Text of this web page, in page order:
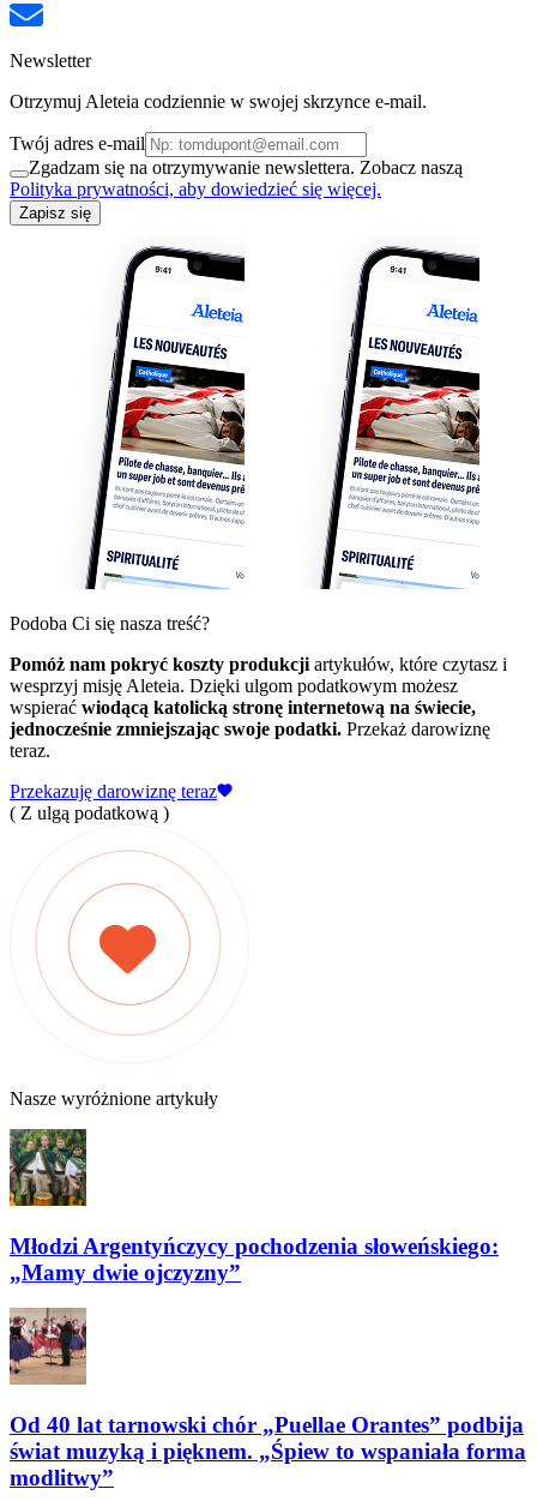
Newsletter
Otrzymuj Aleteia codziennie w swojej skrzynce e-mail.
Twój adres e-mail
Zgadzam się na otrzymywanie newslettera. Zobacz naszą
Polityka prywatności, aby dowiedzieć się więcej.
Zapisz się
Podoba Ci się nasza treść?
Pomóż nam pokryć koszty produkcji artykułów, które czytasz i
wesprzyj misję Aleteia. Dzięki ulgom podatkowym możesz
wspierać wiodącą katolicką stronę internetową na świecie,
jednocześnie zmniejszając swoje podatki. Przekaż darowiznę
teraz.
Przekazuję darowiznę teraz
( Z ulgą podatkową )
Nasze wyróżnione artykuły
Młodzi Argentyńczycy pochodzenia słoweńskiego:
„Mamy dwie ojczyzny”
Od 40 lat tarnowski chór „Puellae Orantes” podbija
świat muzyką i pięknem. „Śpiew to wspaniała forma
modlitwy”